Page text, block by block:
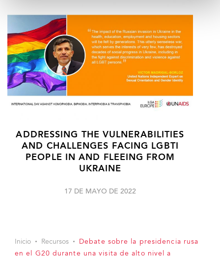
ADDRESSING THE VULNERABILITIES
AND CHALLENGES FACING LGBTI
PEOPLE IN AND FLEEING FROM
UKRAINE
17 DE MAYO DE 2022
Inicio Recursos
Debate sobre la presidencia rusa
en el G20 durante una visita de alto nivel a